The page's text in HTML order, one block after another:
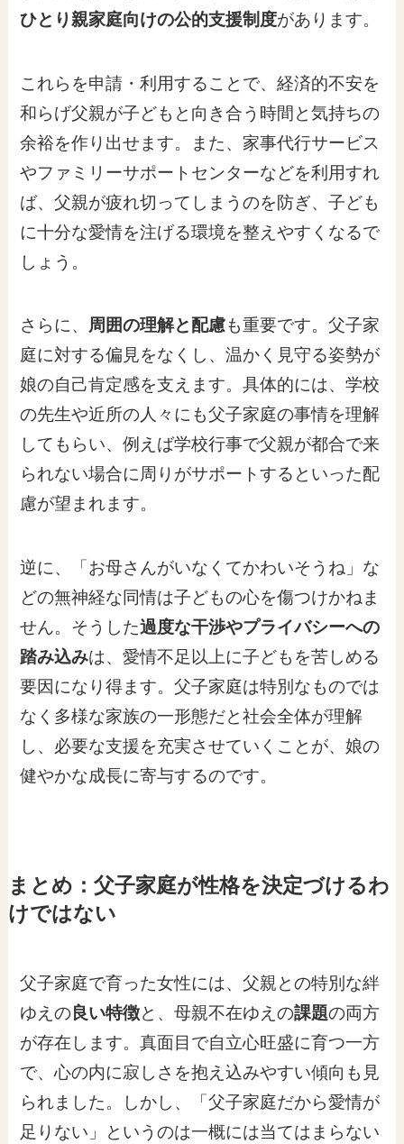
ひとり親家庭向けの公的支援制度があります。
これらを申請・利用することで、経済的不安を
和らげ父親が子どもと向き合う時間と気持ちの
余裕を作り出せます。また、家事代行サービス
やファミリーサポートセンターなどを利用すれ
ば、父親が疲れ切ってしまうのを防ぎ、子ども
に十分な愛情を注げる環境を整えやすくなるで
しょう。
さらに、 周囲の理解と配慮も重要です。父子家
庭に対する偏見をなくし、温かく見守る姿勢が
娘の自己肯定感を支えます。具体的には、学校
の先生や近所の人々にも父子家庭の事情を理解
してもらい、例えば学校行事で父親が都合で来
られない場合に周りがサポートするといった配
慮が望まれます。
逆に、「お母さんがいなくてかわいそうね」な
どの無神経な同情は子どもの心を傷つけかねま
せん。そうした過度な干渉やプライバシーへの
踏み込みは、愛情不足以上に子どもを苦しめる
要因になり得ます。父子家庭は特別なものでは
なく多様な家族の一形態だと社会全体が理解
し、必要な支援を充実させていくことが、娘の
健やかな成長に寄与するのです。
まとめ：父子家庭が性格を決定づけるわ
けではない
父子家庭で育った女性には、父親との特別な絆
ゆえの 良い特徴と、母親不在ゆえの課題の両方
が存在します。真面目で自立心旺盛に育つ一方
で、心の内に寂しさを抱え込みやすい傾向も見
られました。しかし、「父子家庭だから愛情が
足りない」というのは一概には当てはまらない